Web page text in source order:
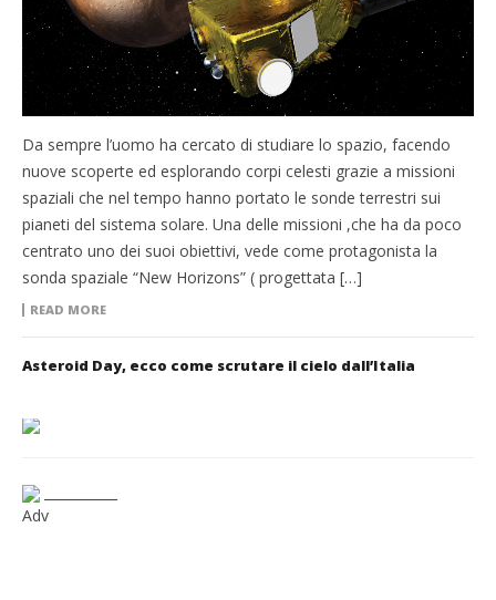
Da sempre l’uomo ha cercato di studiare lo spazio, facendo
nuove scoperte ed esplorando corpi celesti grazie a missioni
spaziali che nel tempo hanno portato le sonde terrestri sui
pianeti del sistema solare. Una delle missioni ,che ha da poco
centrato uno dei suoi obiettivi, vede come protagonista la
sonda spaziale “New Horizons” ( progettata […]
READ MORE
Asteroid Day, ecco come scrutare il cielo dall’Italia
Adv